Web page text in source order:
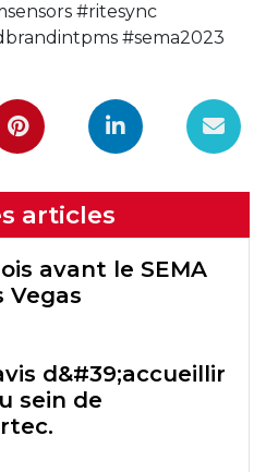
#ritesync
#sema2023
articles
avant le SEMA
Vegas
d&#39;accueillir
sein de